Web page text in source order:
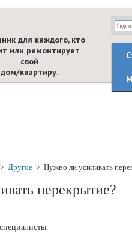
для каждого, кто
или ремонтирует
свой
дом/квартиру.
> Другое > Нужно ли усиливать
перекрытие?